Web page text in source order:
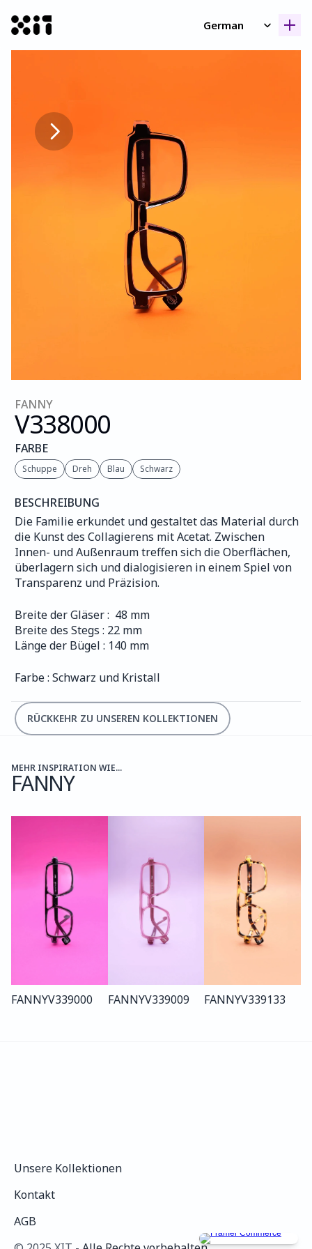
German
FANNY
V338000
FARBE
Schuppe Dreh Blau Schwarz
BESCHREIBUNG
Die Familie erkundet und gestaltet das Material durch
die Kunst des Collagierens mit Acetat. Zwischen
Innen- und Außenraum treffen sich die Oberflächen,
überlagern sich und dialogisieren in einem Spiel von
Transparenz und Präzision.
Breite der Gläser :  48 mm
Breite des Stegs : 22 mm
Länge der Bügel : 140 mm
Farbe : Schwarz und Kristall
RÜCKKEHR ZU UNSEREN KOLLEKTIONEN
MEHR INSPIRATION WIE...
FANNY
FANNYV339000 FANNYV339009 FANNYV339133
Unsere Kollektionen
Kontakt
AGB